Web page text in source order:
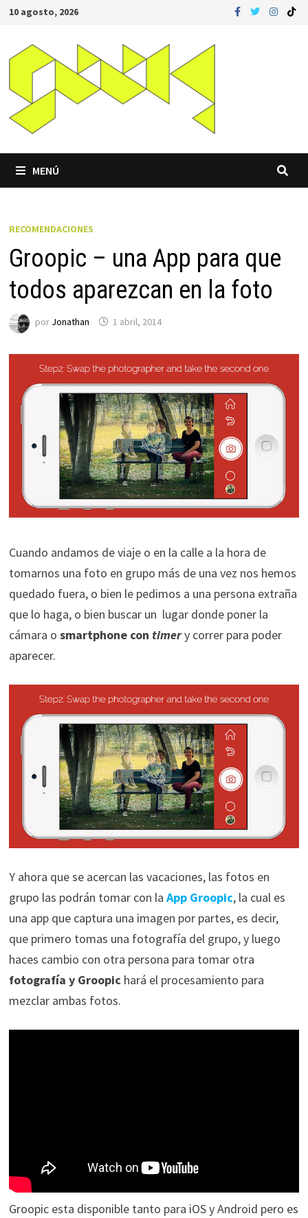
Saltar
contenido
10 agosto, 2026
MENÚ
RECOMENDACIONES
Groopic – una App para que
todos aparezcan en la foto
por Jonathan 1 abril, 2014
Cuando andamos de viaje o en la calle a la hora de
tomarnos una foto en grupo más de una vez nos hemos
quedado fuera, o bien le pedimos a una persona extraña
que lo haga, o bien buscar un lugar donde poner la
cámara o smartphone con timery correr para poder
aparecer.
Y ahora que se acercan las vacaciones, las fotos en
grupo las podrán tomar con la App Groopic, la cual es
una app que captura una imagen por partes, es decir,
que primero tomas una fotografía del grupo, y luego
haces cambio con otra persona para tomar otra
fotografía y Groopic hará el procesamiento para
mezclar ambas fotos.
Groopic esta disponible tanto para iOS y Android pero es